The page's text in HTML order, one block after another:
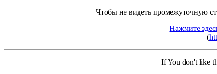
Чтобы не видеть промежуточную
Нажмите
(
If You don't like